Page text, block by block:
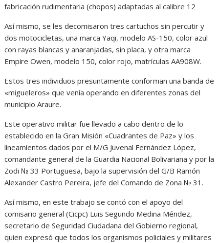
fabricación rudimentaria (chopos) adaptadas al calibre 12
Así mismo, se les decomisaron tres cartuchos sin percutir y
dos motocicletas, una marca Yaqi, modelo AS-150, color azul
con rayas blancas y anaranjadas, sin placa, y otra marca
Empire Owen, modelo 150, color rojo, matrículas AA908W.
Estos tres individuos presuntamente conforman una banda de
«migueleros» que venía operando en diferentes zonas del
municipio Araure.
Este operativo militar fue llevado a cabo dentro de lo
establecido en la Gran Misión «Cuadrantes de Paz» y los
lineamientos dados por el M/G Juvenal Fernández López,
comandante general de la Guardia Nacional Bolivariana y por la
Zodi № 33 Portuguesa, bajo la supervisión del G/B Ramón
Alexander Castro Pereira, jefe del Comando de Zona № 31.
Así mismo, en este trabajo se contó con el apoyo del
comisario general (Cicpc) Luis Segundo Medina Méndez,
secretario de Seguridad Ciudadana del Gobierno regional,
quien expresó que todos los organismos policiales y militares